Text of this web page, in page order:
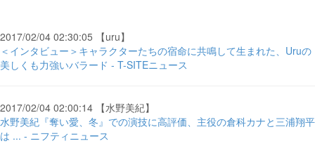
2017/02/04 02:30:05 【uru】
＜インタビュー＞キャラクターたちの宿命に共鳴して生まれた、Uruの
美しくも力強いバラード - T-SITEニュース
2017/02/04 02:00:14 【水野美紀】
水野美紀『奪い愛、冬』での演技に高評価、主役の倉科カナと三浦翔平
は ... - ニフティニュース